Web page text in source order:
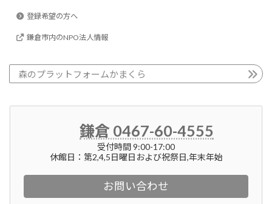
登録希望の方へ
鎌倉市内のNPO法人情報
森のプラットフォームかまくら
鎌倉 0467-60-4555
受付時間 9:00-17:00
休館日：第2,4,5日曜日および祝祭日,年末年始
お問い合わせ